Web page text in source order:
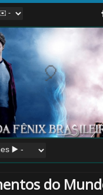
do